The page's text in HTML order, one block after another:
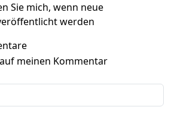
Sie mich, wenn neue
werden
meinen Kommentar